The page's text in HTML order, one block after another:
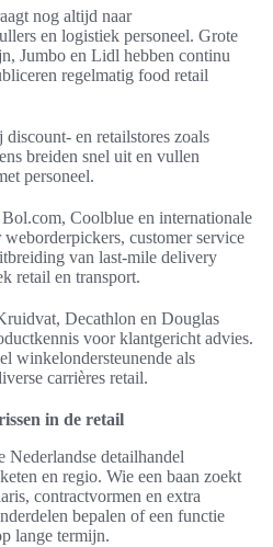
nog altijd naar
en logistiek personeel. Grote
Jumbo en Lidl hebben continu
regelmatig food retail
en retailstores zoals
breiden snel uit en vullen
personeel.
Coolblue en internationale
customer service
van last-mile delivery
retail en transport.
Decathlon en Douglas
voor klantgericht advies.
winkelondersteunende als
carrières retail.
in de retail
Nederlandse detailhandel
en regio. Wie een baan zoekt
contractvormen en extra
bepalen of een functie
lange termijn.